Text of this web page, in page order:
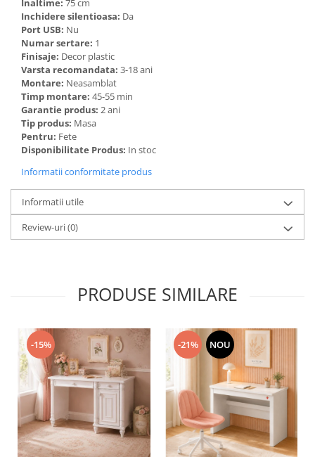
Inaltime: 75 cm
Inchidere silentioasa: Da
Port USB: Nu
Numar sertare: 1
Finisaje: Decor plastic
Varsta recomandata: 3-18 ani
Montare: Neasamblat
Timp montare: 45-55 min
Garantie produs: 2 ani
Tip produs: Masa
Pentru: Fete
Disponibilitate Produs: In stoc
Informatii conformitate produs
Informatii utile
Review-uri(0)
PRODUSE SIMILARE
-15% -21% NOU